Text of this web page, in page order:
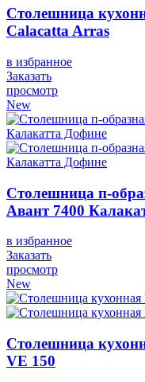
Столешница
Calacatta Arras
в избранное
Заказать
просмотр
New
Столешница п-
Авант 7400
в избранное
Заказать
просмотр
New
Столешница
VE 150